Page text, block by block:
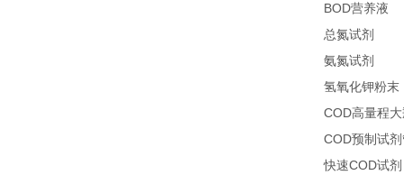
BOD营养液
总氮试剂
氨氮试剂
氢氧化钾粉末
COD高量程
COD预制试
快速COD试剂